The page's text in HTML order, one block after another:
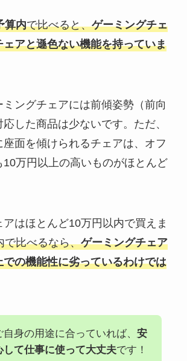
算内で比べると、ゲーミングチェ
アと遜色ない機能を持っていま
ングチェアには前傾姿勢（前向
した商品は少ないです。ただ、
面を傾けられるチェアは、オフ
10万円以上の高いものがほとんど
はほとんど10万円以内で買えま
で比べるなら、ゲーミングチェア
の機能性に劣っているわけでは
自身の用途に合っていれば、 安
して仕事に使って大丈夫です！